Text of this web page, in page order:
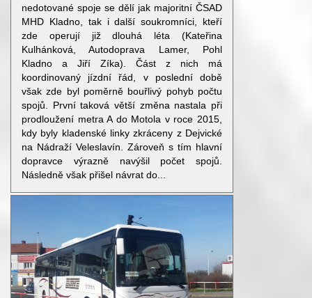
nedotované spoje se dělí jak majoritní ČSAD
MHD Kladno, tak i další soukromníci, kteří
zde operují již dlouhá léta (Kateřina
Kulhánková, Autodoprava Lamer, Pohl
Kladno a Jiří Zíka). Část z nich má
koordinovaný jízdní řád, v poslední době
však zde byl poměrně bouřlivý pohyb počtu
spojů. První taková větší změna nastala při
prodloužení metra A do Motola v roce 2015,
kdy byly kladenské linky zkráceny z Dejvické
na Nádraží Veleslavín. Zároveň s tím hlavní
dopravce výrazně navýšil počet spojů.
Následně však přišel návrat do...